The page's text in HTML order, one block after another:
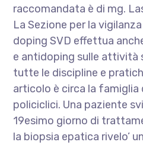
raccomandata è di mg.
La Sezione per la
doping SVD effettua
e antidoping sulle attività
tutte le discipline e
articolo è circa la
policiclici. Una paziente
19esimo giorno di
la biopsia epatica rivelo’